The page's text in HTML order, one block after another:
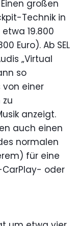
großen
Technik in
19.800
Euro). Ab SEL
„Virtual
so
von einer
anzeigt.
auch einen
normalen
für eine
oder